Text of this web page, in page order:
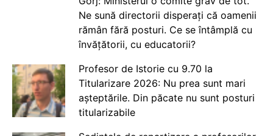
Ne sună directorii disperați că oamenii
rămân fără posturi. Ce se întâmplă cu
învățătorii, cu educatorii?
Profesor de Istorie cu 9.70 la
Titularizare 2026: Nu prea sunt mari
așteptările. Din păcate nu sunt posturi
titularizabile